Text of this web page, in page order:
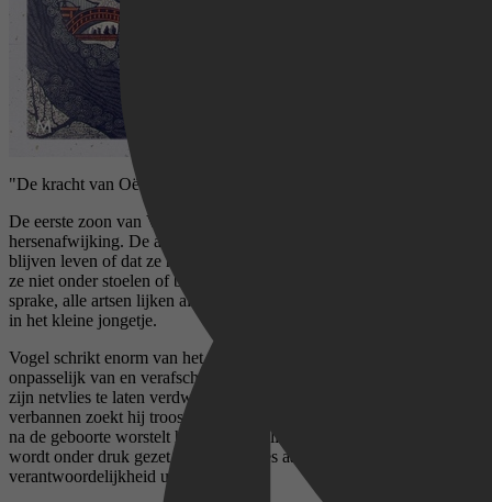
"De kracht van Oë zit in zijn oprechtheid.' Trouw
De eerste zoon van Vogel wordt geboren met een zeer ernstige
hersenafwijking. De artsen laten hem beslissen of zijn zoon zal
blijven leven of dat ze hem laten sterven. Hun eigen mening steken
ze niet onder stoelen of banken. Van inlevingsvermogen is weinig
sprake, alle artsen lijken alleen vanuit hun vakgebied geïnteresseerd
in het kleine jongetje.
Vogel schrikt enorm van het mismaakte kind; hij wordt er zelfs
onpasselijk van en verafschuwt zichzelf hierom. Om het beeld van
zijn netvlies te laten verdwijnen en de gedachten uit zijn hoofd te
verbannen zoekt hij troost bij een oude vriend: de whisky. De dagen
na de geboorte worstelt hij met de beslissing die hij moet maken. Hij
wordt onder druk gezet en doet er alles aan om onder zijn
verantwoordelijkheid uit te komen.